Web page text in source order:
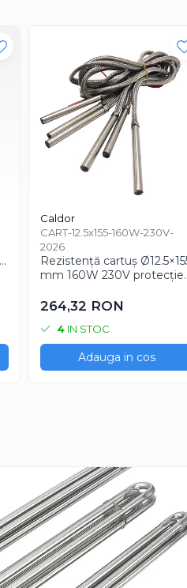
Caldor
CART-12.5x155-160W-230V-
2026
Rezistență cartuș
mm 160W 230V protecție
264,32 RON
4 IN STOC
Adauga in cos